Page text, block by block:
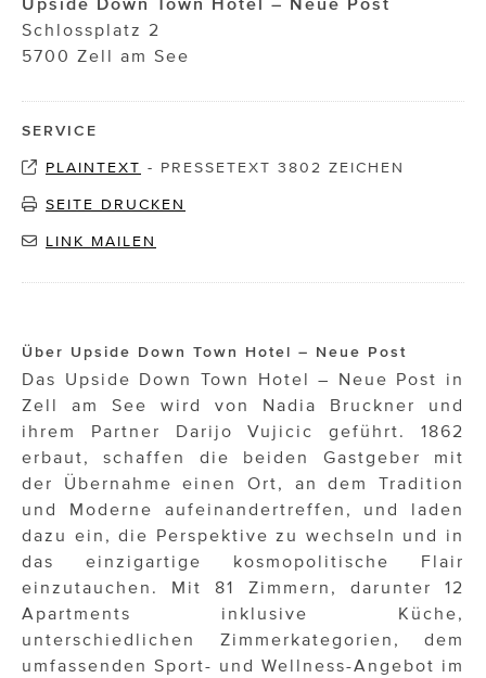
Schlossplatz 2
5700 Zell am See
SERVICE
PLAINTEXT - PRESSETEXT 3802 ZEICHEN
SEITE DRUCKEN
LINK MAILEN
Über Upside Down Town Hotel – Neue Post
Das Upside Down Town Hotel – Neue Post in
Zell am See wird von Nadia Bruckner und
ihrem Partner Darijo Vujicic geführt. 1862
erbaut, schaffen die beiden Gastgeber mit
der Übernahme einen Ort, an dem Tradition
und Moderne aufeinandertreffen, und laden
dazu ein, die Perspektive zu wechseln und in
das einzigartige kosmopolitische Flair
einzutauchen. Mit 81 Zimmern, darunter 12
Apartments inklusive Küche,
unterschiedlichen Zimmerkategorien, dem
umfassenden Sport- und Wellness-Angebot im